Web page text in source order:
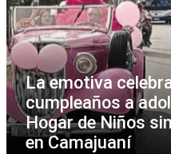
La emotiva
cumpleaños a
Hogar de Niños
en Camajuaní